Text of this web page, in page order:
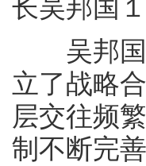
长吴邦国
吴邦国
立了战略
层交往频
制不断完